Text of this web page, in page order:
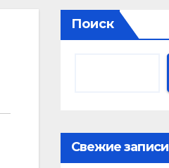
Поиск
Свежие записи